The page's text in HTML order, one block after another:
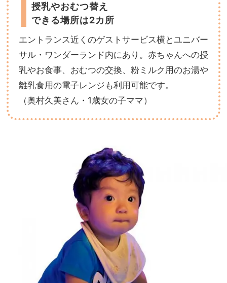
授乳やおむつ替え
できる場所は2カ所
エントランス近くのゲストサービス横とユニバー
サル・ワンダーランド内にあり。赤ちゃんへの授
乳やお食事、おむつの交換、粉ミルク用のお湯や
離乳食用の電子レンジも利用可能です。
（奥村久美さん・1歳女の子ママ）